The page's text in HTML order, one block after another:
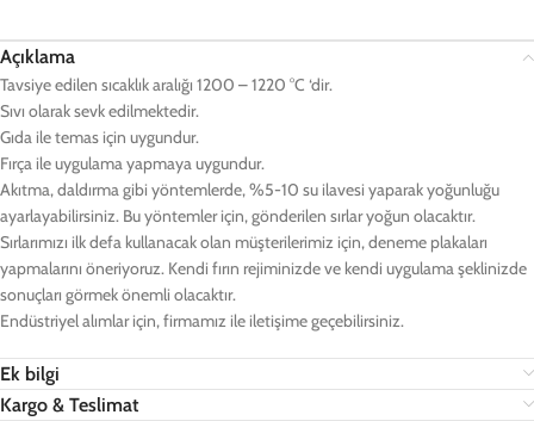
Açıklama
Tavsiye edilen sıcaklık aralığı 1200 – 1220 °C ‘dir.
Sıvı olarak sevk edilmektedir.
Gıda ile temas için uygundur.
Fırça ile uygulama yapmaya uygundur.
Akıtma, daldırma gibi yöntemlerde, %5-10 su ilavesi yaparak yoğunluğu
ayarlayabilirsiniz. Bu yöntemler için, gönderilen sırlar yoğun olacaktır.
Sırlarımızı ilk defa kullanacak olan müşterilerimiz için, deneme plakaları
yapmalarını öneriyoruz. Kendi fırın rejiminizde ve kendi uygulama şeklinizde
sonuçları görmek önemli olacaktır.
Endüstriyel alımlar için, firmamız ile iletişime geçebilirsiniz.
Ek bilgi
Kargo & Teslimat